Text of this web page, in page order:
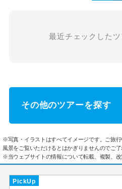
最近チェックした
その他のツアーを探す
※写真・イラストはすべてイメージです。ご旅
風景をご覧いただけるとはかぎりませんのでご了
※当ウェブサイトの情報について転載、複製、改
PickUp